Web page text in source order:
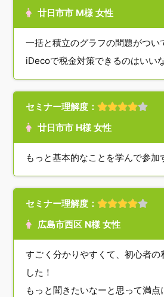
廿日市市 M様 女性
一括と積立のグラフの問題がつい
iDecoで税金対策できるのはいい
セミナー理解度：
廿日市市 H様 女性
もっと基本的なことを学んで参加
セミナー理解度：
広島市西区 N様 女性
すごく分かりやすくて、初心者の
した！
もっと聞きたいなーと思って満点